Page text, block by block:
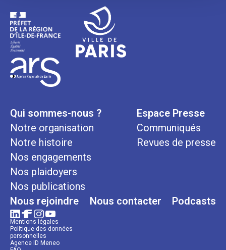
Qui sommes-nous ?
Notre organisation
Notre histoire
Nos engagements
Nos plaidoyers
Nos publications
Espace Presse
Communiqués
Revues de presse
Nous rejoindre Nous contacter Podcasts
Mentions légales
Politique des données
personnelles
Agence ID Meneo